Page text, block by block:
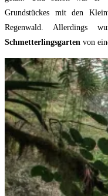
Grundstückes mit den
Regenwald. Allerdings
Schmetterlingsgarten von